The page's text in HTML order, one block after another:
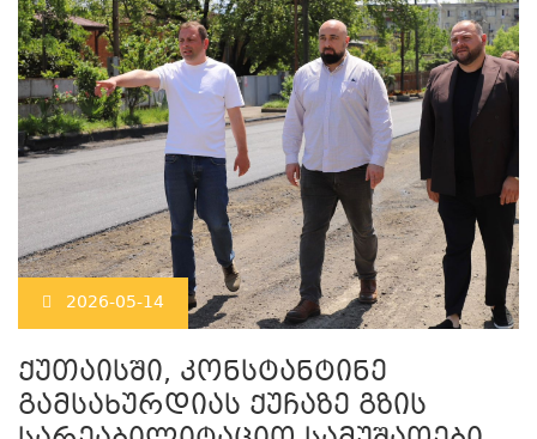
2026-05-14
ქუთაისში, კონსტანტინე
გამსახურდიას ქუჩაზე გზის